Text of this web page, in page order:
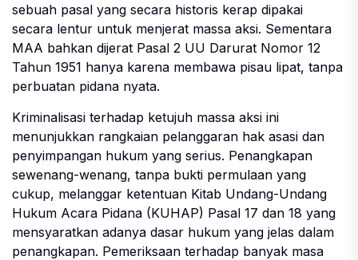
sebuah pasal yang secara historis kerap dipakai
secara lentur untuk menjerat massa aksi. Sementara
MAA bahkan dijerat Pasal 2 UU Darurat Nomor 12
Tahun 1951 hanya karena membawa pisau lipat, tanpa
perbuatan pidana nyata.
Kriminalisasi terhadap ketujuh massa aksi ini
menunjukkan rangkaian pelanggaran hak asasi dan
penyimpangan hukum yang serius. Penangkapan
sewenang-wenang, tanpa bukti permulaan yang
cukup, melanggar ketentuan Kitab Undang-Undang
Hukum Acara Pidana (KUHAP) Pasal 17 dan 18 yang
mensyaratkan adanya dasar hukum yang jelas dalam
penangkapan. Pemeriksaan terhadap banyak masa